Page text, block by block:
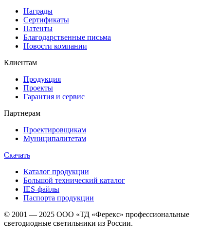
Награды
Сертификаты
Патенты
Благодарственные письма
Новости компании
Клиентам
Продукция
Проекты
Гарантия и сервис
Партнерам
Проектировщикам
Муниципалитетам
Скачать
Каталог продукции
Большой технический каталог
IES-файлы
Паспорта продукции
© 2001 — 2025 ООО «ТД «Ферекс» профессиональные
светодиодные светильники из России.